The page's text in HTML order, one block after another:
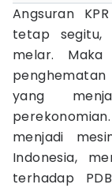
Angsuran
tetap segitu,
melar.
yang
menjadi
Indonesia,
terhadap